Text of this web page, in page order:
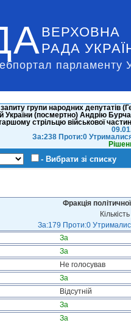
ВЕРХОВНА
РАДА
парламенту
групи народних
(посмертно) Андрію
стрільцю військової
За:238 Проти:0
- Вибрати зі списку
Фракція
За:179 Проти:0
За
За
Не голосував
За
Відсутній
За
За